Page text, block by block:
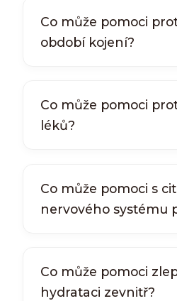
Co může pomoci
období kojení?
Co může pomoci
léků?
Co může pomoci s
nervového systému
Co může pomoci
hydrataci zevnitř?